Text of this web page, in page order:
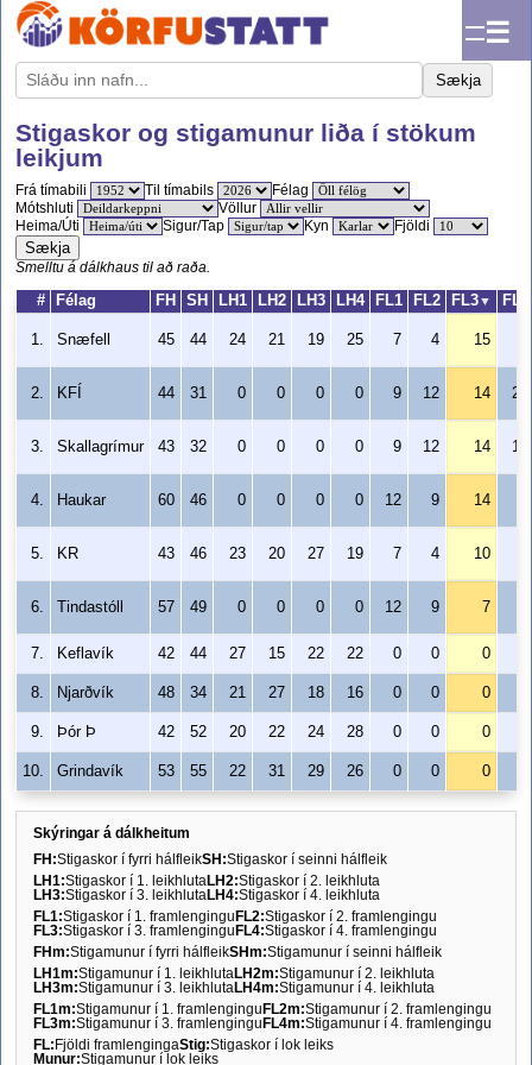
☰
Sækja
Stigaskor og stigamunur liða í stökum
leikjum
Frá tímabili Til tímabils
Félag
Mótshluti
Völlur
Heima/Úti
Sigur/Tap Kyn Fjöldi
Sækja
Smelltu á dálkhaus til að raða.
#
Félag FH SH LH1 LH2 LH3 LH4 FL1 FL2 FL3▼ FL4
1. Snæfell 45 44 24 21 19 25 7 4 15
2. KFÍ 44 31 0 0 0 0 9 12 14 22
3. Skallagrímur 43 32 0 0 0 0 9 12 14 19
4. Haukar 60 46 0 0 0 0 12 9 14
5. KR 43 46 23 20 27 19 7 4 10
6. Tindastóll 57 49 0 0 0 0 12 9 7
7. Keflavík 42 44 27 15 22 22 0 0 0
8. Njarðvík 48 34 21 27 18 16 0 0 0
9. Þór Þ 42 52 20 22 24 28 0 0 0
10. Grindavík 53 55 22 31 29 26 0 0 0
Skýringar á dálkheitum
FH:Stigaskor í fyrri hálfleikSH:Stigaskor í seinni hálfleik
LH1:Stigaskor í 1. leikhlutaLH2:Stigaskor í 2. leikhluta
LH3:Stigaskor í 3. leikhlutaLH4:Stigaskor í 4. leikhluta
FL1:Stigaskor í 1. framlengingu FL2:Stigaskor í 2. framlengingu
FL3:Stigaskor í 3. framlengingu FL4:Stigaskor í 4. framlengingu
FHm:Stigamunur í fyrri hálfleikSHm:Stigamunur í seinni hálfleik
LH1m:Stigamunur í 1. leikhlutaLH2m:Stigamunur í 2. leikhluta
LH3m:Stigamunur í 3. leikhlutaLH4m:Stigamunur í 4. leikhluta
FL1m:Stigamunur í 1. framlengingu FL2m:Stigamunur í 2. framlengingu
FL3m:Stigamunur í 3. framlengingu FL4m:Stigamunur í 4. framlengingu
FL: Fjöldi framlengingaStig:Stigaskor í lok leiks
Munur:Stigamunur í lok leiks